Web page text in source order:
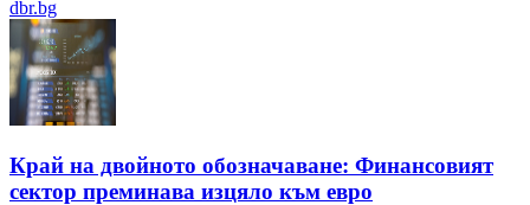
dbr.bg
Край на двойното обозначаване: Финансовият
сектор преминава изцяло към евро